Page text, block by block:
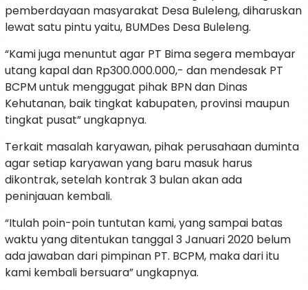
pemberdayaan masyarakat Desa Buleleng, diharuskan
lewat satu pintu yaitu, BUMDes Desa Buleleng.
“Kami juga menuntut agar PT Bima segera membayar
utang kapal dan Rp300.000.000,- dan mendesak PT
BCPM untuk menggugat pihak BPN dan Dinas
Kehutanan, baik tingkat kabupaten, provinsi maupun
tingkat pusat” ungkapnya.
Terkait masalah karyawan, pihak perusahaan duminta
agar setiap karyawan yang baru masuk harus
dikontrak, setelah kontrak 3 bulan akan ada
peninjauan kembali.
“Itulah poin-poin tuntutan kami, yang sampai batas
waktu yang ditentukan tanggal 3 Januari 2020 belum
ada jawaban dari pimpinan PT. BCPM, maka dari itu
kami kembali bersuara” ungkapnya.